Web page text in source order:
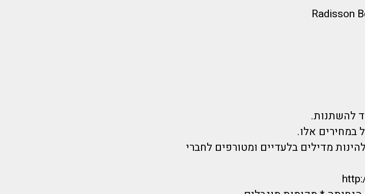
במחירים אלו.
מדילים בלעדיים ומטורפים לחברי